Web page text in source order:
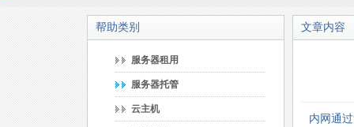
帮助类别
服务器租用
服务器托管
云主机
文章内容
内网通